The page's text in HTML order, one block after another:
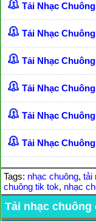
Tải Nhạc
Tải Nhạc
Tải Nhạc
Tải Nhạc
Tải Nhạc
Tải Nhạc
Tags: nhạc chuông, tải
chuông tik tok, nhạc
Tải nhạc chuông